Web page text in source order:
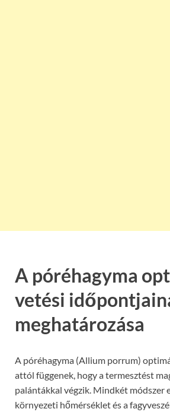
A póréhagyma
vetési
meghatározása
A póréhagyma (Allium porrum)
attól függenek, hogy a termesztést
palántákkal végzik. Mindkét módszer
környezeti hőmérséklet és a